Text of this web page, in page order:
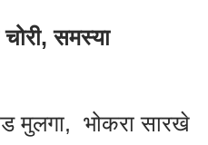
समस्या
मुलगा, भोकरा सारखे